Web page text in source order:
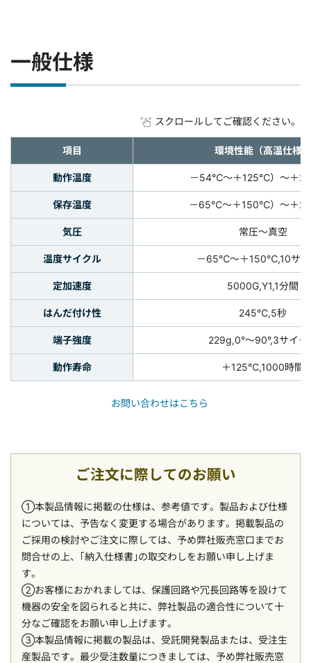
一般仕様
スクロールしてご確認ください。
項目 環境性能（高温仕様）
動作温度 －54℃～＋125℃）～＋
保存温度 －65℃～＋150℃）～＋
気圧 常圧～真空
温度サイクル －65℃～＋150℃,10サイ
定加速度 5000G,Y1,1分間
はんだ付け性 245℃,5秒
端子強度 229g,0°～90°,3サイク
動作寿命 ＋125℃,1000時間
お問い合わせはこちら
ご注文に際してのお願い
①本製品情報に掲載の仕様は、参考値です。製品および仕様
については、予告なく変更する場合があります。掲載製品の
ご採用の検討やご注文に際しては、予め弊社販売窓口までお
問合せの上、｢納入仕様書｣の取交わしをお願い申し上げま
す。
②お客様におかれましては、保護回路や冗長回路等を設けて
機器の安全を図られると共に、弊社製品の適合性について十
分なご確認をお願い申し上げます。
③本製品情報に掲載の製品は、受託開発製品または、受注生
産製品です。最少受注数量につきましては、予め弊社販売窓